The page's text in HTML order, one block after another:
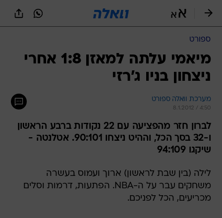
ספורט
מיאמי עלתה למאזן 1:8 אחרי
ניצחון בניו ג'רזי
מערכת וואלה ספורט
8.1.2012 / 4:50
לברון חזר מהפציעה עם 22 נקודות ברבע הראשון
ו-32 בסך הכל, וההיט ניצחו 90:101. אטלנטה -
שיקגו 94:109
לילה (בין שבת לראשון) ארוך ועמוס בעשרה
משחקים עבר על ה-NBA. הפתעות, דרמות וסלים
מכריעים, הכל לפניכם.